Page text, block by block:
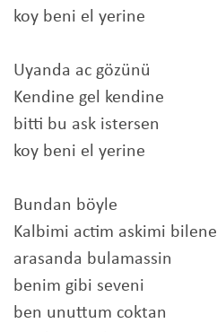
koy beni el yerine
Uyanda ac gözünü
Kendine gel kendine
bitti bu ask istersen
koy beni el yerine
Bundan böyle
Kalbimi actim askimi bilene
arasanda bulamassin
benim gibi seveni
ben unuttum coktan